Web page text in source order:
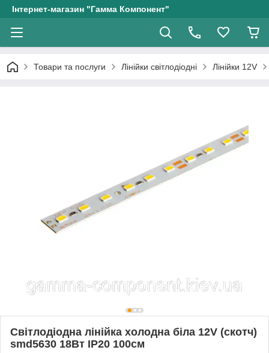
Інтернет-магазин "Гамма Компонент"
Товари та послуги Лінійки світлодіодні Лінійки 12V
Світлодіодна лінійка холодна біла 12V (скотч)
smd5630 18Вт IP20 100см